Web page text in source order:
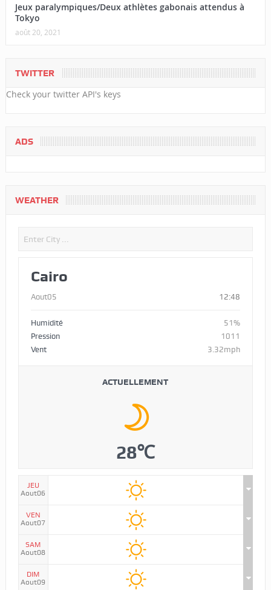
Jeux paralympiques/Deux athlètes gabonais attendus à
Tokyo
août 20, 2021
TWITTER
Check your twitter API's keys
ADS
WEATHER
Cairo
Aout05 12:48
Humidité
51%
Pression
1011
Vent
3.32mph
ACTUELLEMENT
28℃
JEU
Aout06
VEN
Aout07
SAM
Aout08
DIM
Aout09